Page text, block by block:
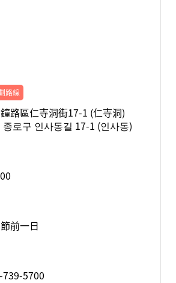
路線
路區仁寺洞街17-1 (仁寺洞)
로구 인사동길 17-1 (인사동)
前一日
5700